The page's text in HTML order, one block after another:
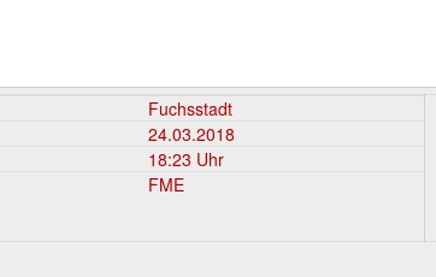
Fuchsstadt
24.03.2018
18:23 Uhr
FME